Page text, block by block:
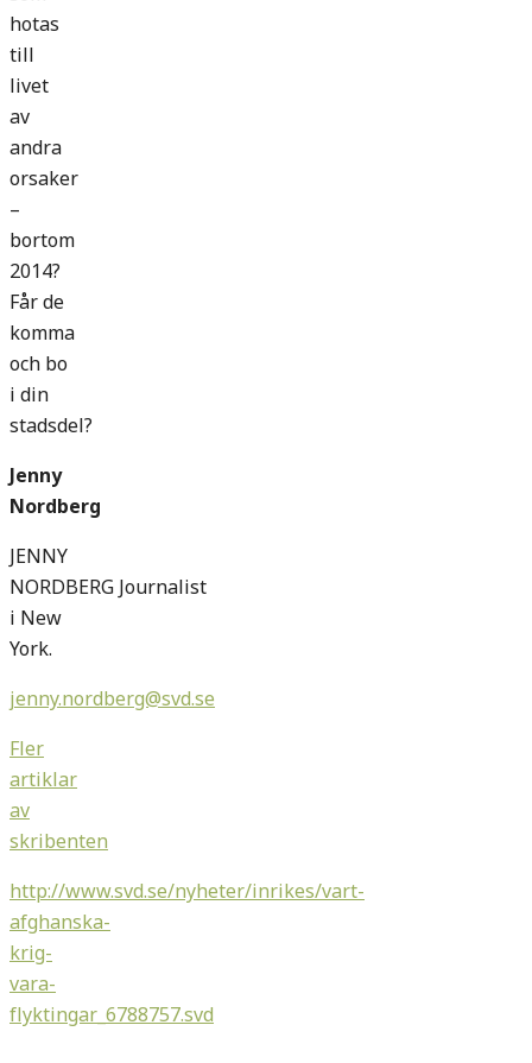
hotas
till
livet
av
andra
orsaker
–
bortom
2014?
Får de
komma
och bo
i din
stadsdel?
Jenny
Nordberg
JENNY
NORDBERGJournalist
i New
York.
jenny.nordberg@svd.se
Fler
artiklar
av
skribenten
http://www.svd.se/nyheter/inrikes/vart-
afghanska-
krig-
vara-
flyktingar_6788757.svd